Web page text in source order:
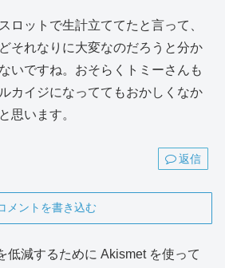
ロットで生計立ててたと言って、
それなりに大変なのだろうと分か
いですね。おそらくトミーさんも
カイジになっててもおかしくなか
思います。
返信
メントを書き込む
低減するために Akismet を使って